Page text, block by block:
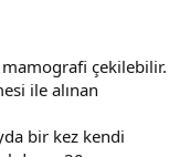
mamografi çekilebilir.
ile alınan
bir kez kendi